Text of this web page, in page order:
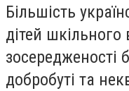
Більшість
дітей шкільного
зосередженості
добробуті та